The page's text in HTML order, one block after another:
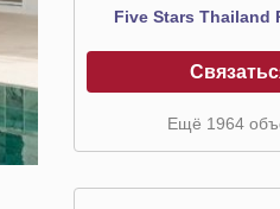
Five Stars Thailand
Ещё 1964